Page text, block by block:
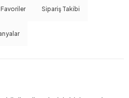
Favoriler Sipariş Takibi